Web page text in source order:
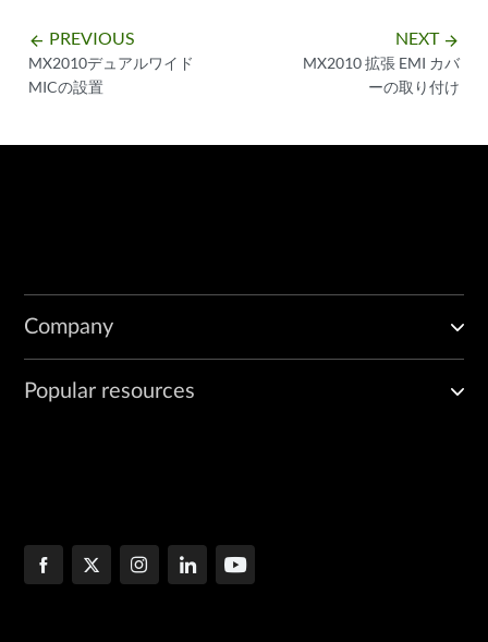
arrow_backward PREVIOUS
MX2010デュアルワイド
MICの設置
NEXT arrow_forward
MX2010 拡張 EMI カバ
ーの取り付け
Company
Popular resources